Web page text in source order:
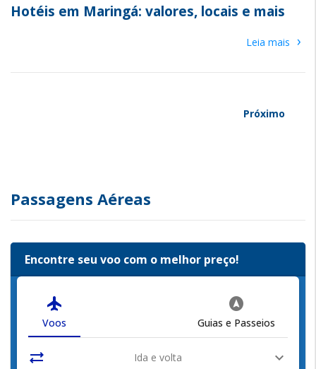
Hotéis em Maringá: valores, locais e mais
Leia mais ›
Próximo
Passagens Aéreas
Encontre seu voo com o melhor preço!
flight
Voos
assistant_navigation
Guias e Passeios
sync_alt Ida e volta
expand_more